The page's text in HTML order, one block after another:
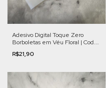
Adesivo Digital Toque Zero
Borboletas em Véu Floral | Cod.
R$21,90